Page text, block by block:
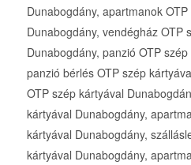
Dunabogdány, apartmanok
Dunabogdány, vendégház OTP
Dunabogdány, panzió OTP
panzió bérlés OTP szép
OTP szép kártyával
kártyával Dunabogdány,
kártyával Dunabogdány,
kártyával Dunabogdány,